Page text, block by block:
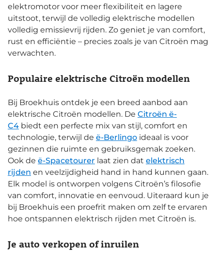
elektromotor voor meer flexibiliteit en lagere
uitstoot, terwijl de volledig elektrische modellen
volledig emissievrij rijden. Zo geniet je van comfort,
rust en efficiëntie – precies zoals je van Citroën mag
verwachten.
Populaire elektrische Citroën modellen
Bij Broekhuis ontdek je een breed aanbod aan
elektrische Citroën modellen. De Citroën ë-
C4 biedt een perfecte mix van stijl, comfort en
technologie, terwijl de ë-Berlingo ideaal is voor
gezinnen die ruimte en gebruiksgemak zoeken.
Ook de ë-Spacetourer laat zien dat elektrisch
rijden en veelzijdigheid hand in hand kunnen gaan.
Elk model is ontworpen volgens Citroën’s filosofie
van comfort, innovatie en eenvoud. Uiteraard kun je
bij Broekhuis een proefrit maken om zelf te ervaren
hoe ontspannen elektrisch rijden met Citroën is.
Je auto verkopen of inruilen